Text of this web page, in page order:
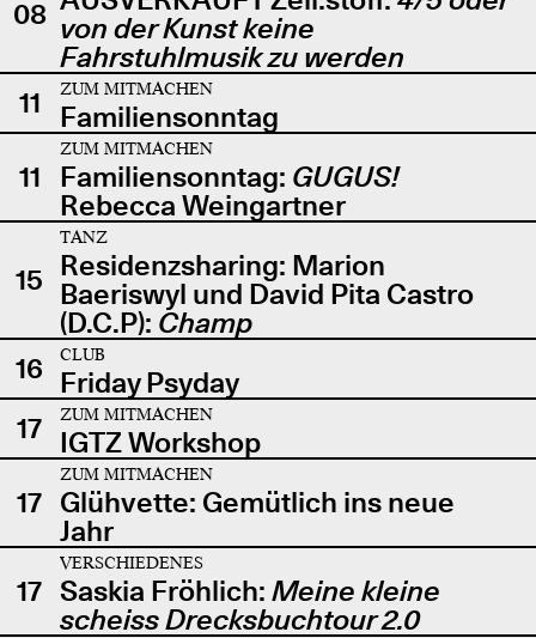
08 von der Kunst keine
Fahrstuhlmusik zu werden
11
ZUM MITMACHEN
Familiensonntag
11
ZUM MITMACHEN
Familiensonntag: GUGUS!
Rebecca Weingartner
15
TANZ
Residenzsharing: Marion
Baeriswyl und David Pita Castro
(D.C.P): Champ
16
CLUB
Friday Psyday
17
ZUM MITMACHEN
IGTZ Workshop
17
ZUM MITMACHEN
Glühvette: Gemütlich ins neue
Jahr
17
VERSCHIEDENES
Saskia Fröhlich: Meine kleine
scheiss Drecksbuchtour 2.0